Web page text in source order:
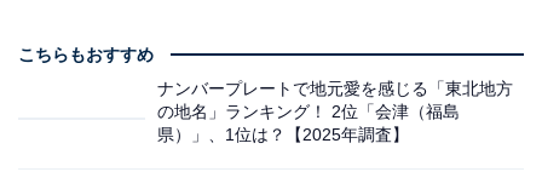
こちらもおすすめ
ナンバープレートで地元愛を感じる「東北地方
の地名」ランキング！ 2位「会津（福島
県）」、1位は？【2025年調査】